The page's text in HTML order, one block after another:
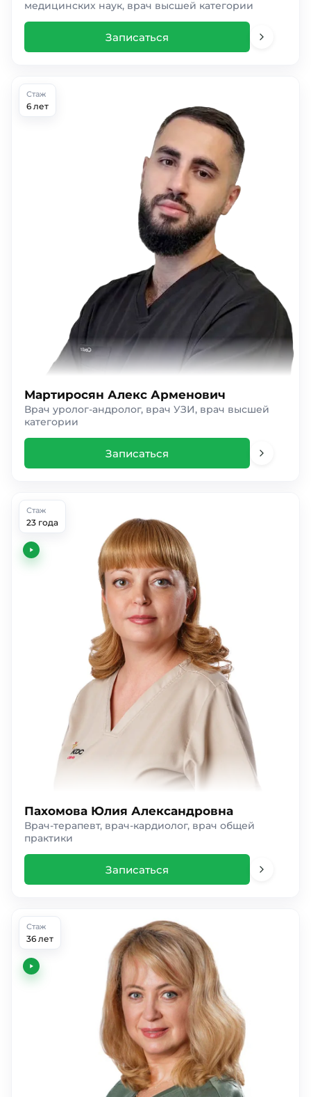
медицинских наук, врач высшей категории
Записаться
Стаж
6 лет
Мартиросян Алекс Арменович
Врач уролог-андролог, врач УЗИ, врач высшей
категории
Записаться
Стаж
23 года
Пахомова Юлия Александровна
Врач-терапевт, врач-кардиолог, врач общей
практики
Записаться
Стаж
36 лет